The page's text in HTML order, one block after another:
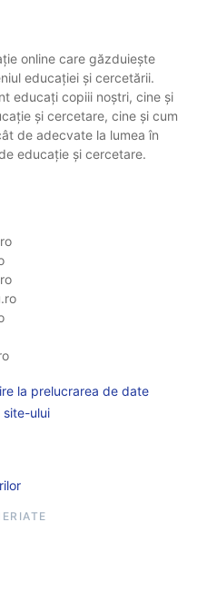
online care găzduiește
educației și cercetării.
educați copiii noștri, cine și
și cercetare, cine și cum
de adecvate la lumea în
educație și cercetare.
la prelucrarea de date
site-ului